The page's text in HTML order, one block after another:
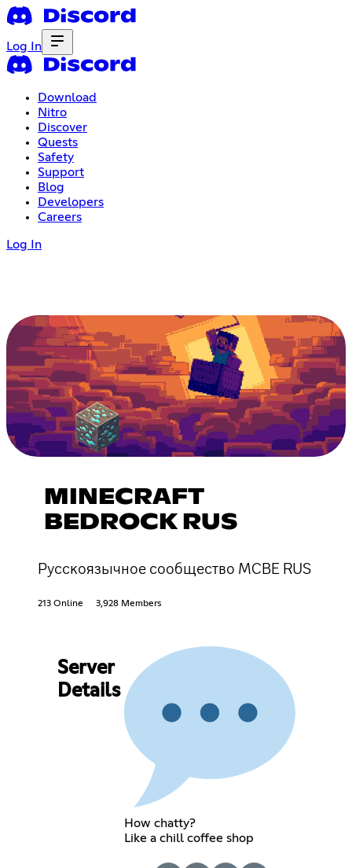
Log In
Download
Nitro
Discover
Quests
Safety
Support
Blog
Developers
Careers
Log In
MINECRAFT
BEDROCK RUS
Русскоязычное сообщество MCBE RUS
213 Online 3,928 Members
Server
Details
How chatty?
Like a chill coffee shop